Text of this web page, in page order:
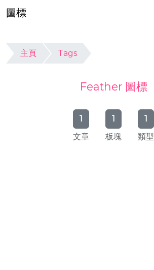
圖標
主頁 Tags
Feather 圖標
1
文章
1
板塊
1
類型